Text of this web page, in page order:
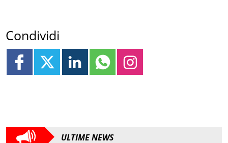
Condividi
ULTIME NEWS